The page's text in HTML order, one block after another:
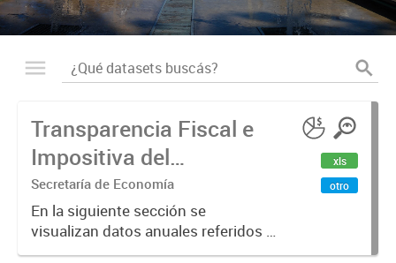
Transparencia Fiscal e
Impositiva del
Municipio. Año 2023
Secretaría de Economía
En la siguiente sección se
visualizan datos anuales referidos a
la transparencia fiscal e impositiva
xls
otro